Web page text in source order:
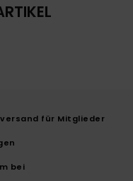
für Mitglieder
bei